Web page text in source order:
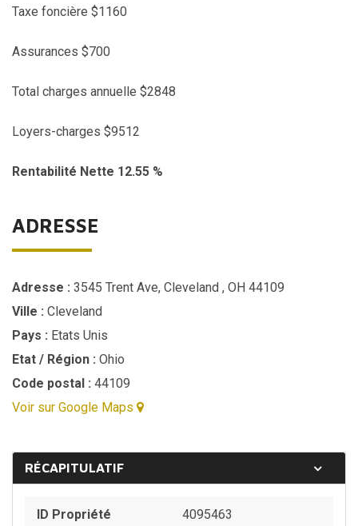
Taxe foncière $1160
Assurances $700
Total charges annuelle $2848
Loyers-charges $9512
Rentabilité Nette 12.55 %
ADRESSE
Adresse : 3545 Trent Ave, Cleveland , OH 44109
Ville : Cleveland
Pays : Etats Unis
Etat / Région : Ohio
Code postal : 44109
Voir sur Google Maps
RÉCAPITULATIF
ID Propriété 4095463